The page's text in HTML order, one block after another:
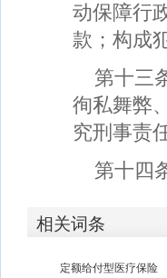
动保障行
款；构成
第十三
徇私舞弊
究刑事责
第十四
相关词条
定额给付型医疗保险